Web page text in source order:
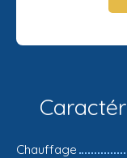
Chauffage